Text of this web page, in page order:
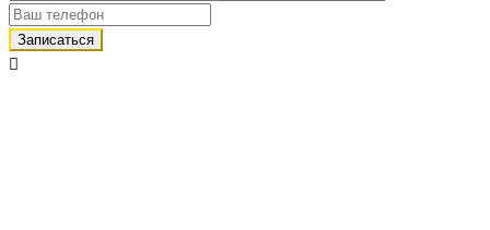
Записаться